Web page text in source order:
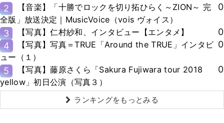
2
【音楽】「十勝でロックを切り拓ひらく～ZION～ 完
全版」放送決定｜MusicVoice（vois ヴォイス）
0
3 【写真】仁村紗和、インタビュー【エンタメ】
0
4
【写真】写真＝TRUE「Around the TRUE」インタビ
ュー（１）
0
5
【写真】藤原さくら「Sakura Fujiwara tour 2018
yellow」初日公演（写真３）
0
ランキングをもっとみる